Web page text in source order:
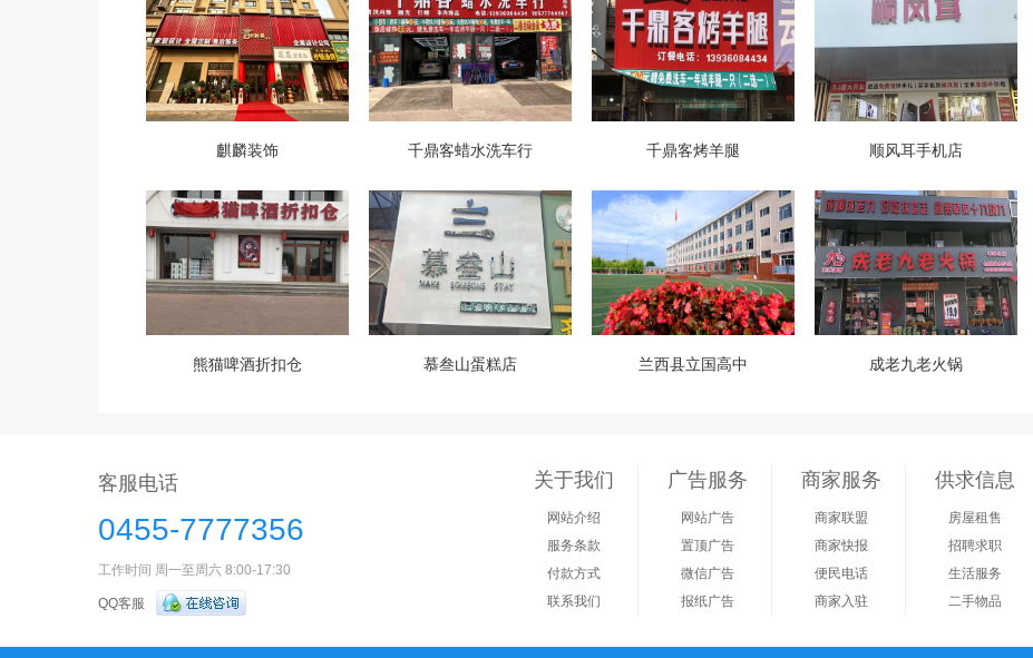
麒麟装饰 千鼎客蜡水洗车行 千鼎客烤羊腿 顺风耳手机店
熊猫啤酒折扣仓 慕叁山蛋糕店 兰西县立国高中 成老九老火锅
客服电话
0455-7777356
工作时间 周一至周六 8:00-17:30
QQ客服
关于我们
网站介绍
服务条款
付款方式
联系我们
广告服务
网站广告
置顶广告
微信广告
报纸广告
商家服务
商家联盟
商家快报
便民电话
商家入驻
供求信息
房屋租售
招聘求职
生活服务
二手物品